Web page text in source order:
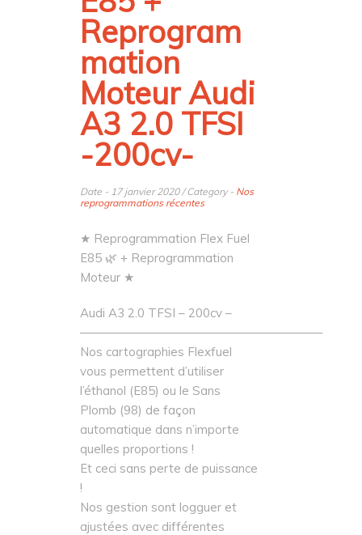
Reprogram
mation
Moteur Audi
A3 2.0 TFSI
-200cv-
Date - 17 janvier 2020 / Category - Nos
reprogrammations récentes
★ Reprogrammation Flex Fuel
E85 🌿 + Reprogrammation
Moteur ★
Audi A3 2.0 TFSI – 200cv –
————————————————————
Nos cartographies Flexfuel
vous permettent d’utiliser
l’éthanol (E85) ou le Sans
Plomb (98) de façon
automatique dans n’importe
quelles proportions !
Et ceci sans perte de puissance
!
Nos gestion sont logguer et
ajustées avec différentes